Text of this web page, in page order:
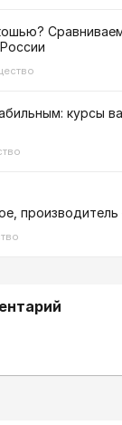
курсы
производитель